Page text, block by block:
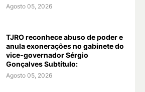
Agosto 05, 2026
TJRO reconhece abuso de poder e
anula exonerações no gabinete do
vice-governador Sérgio
Gonçalves Subtítulo:
Agosto 05, 2026